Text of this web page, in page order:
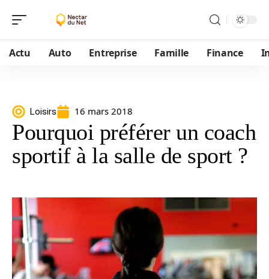
Actu Auto Entreprise Famille Finance
Loisirs 16 mars 2018
Pourquoi préférer un coach
sportif à la salle de sport ?